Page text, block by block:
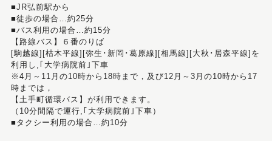
■JR弘前駅から
■徒歩の場合…約25分
■バス利用の場合…約15分
【路線バス】６番のりば
[駒越線][枯木平線][弥生･新岡･葛原線][相馬線][大秋･居森平線]を
利用し,｢大学病院前｣下車
※4月～11月の10時から18時まで，及び12月～3月の10時から17
時までは，
【土手町循環バス】が利用できます。
（10分間隔で運行,｢大学病院前｣下車）
■タクシー利用の場合…約10分